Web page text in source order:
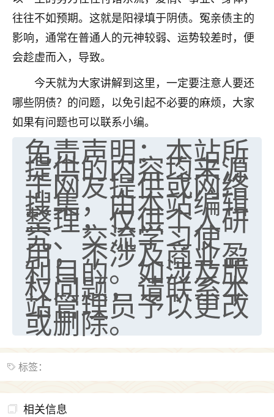
往往不如预期。这就是阳禄填于阴债。冤亲债主的
影响，通常在普通人的元神较弱、运势较差时，便
会趁虚而入，导致。
今天就为大家讲解到这里，一定要注意人要还
哪些阴债？的问题，以免引起不必要的麻烦，大家
如果有问题也可以联系小编。
免责声明：本站所
提供的内容均来源
于网友提供或网络
搜集，由本站编辑
整理，仅供个人研
究、交流学习使
用，不涉及商业盈
利目的。如涉及版
权问题，请联系本
站管理员予以更改
或删除。
标签：
相关信息
老师收徒吗？？我对这些很感兴趣
2天前 来自山西 15